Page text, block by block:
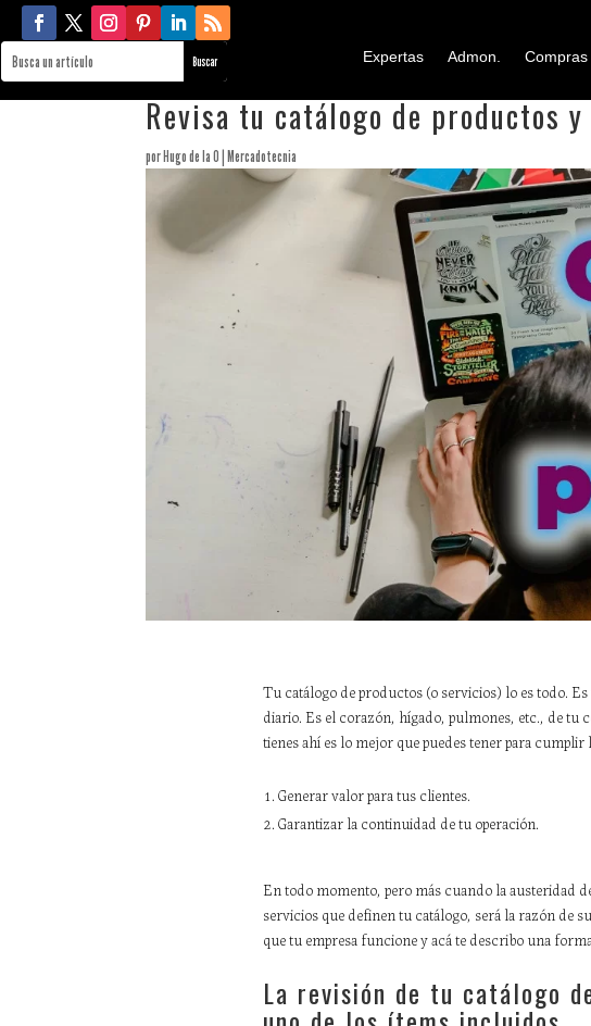
Expertas Admon. Compras
Revisa tu catálogo de productos
porHugo de la O |Mercadotecnia
Tu catálogo de productos (o servicios) lo es todo.
diario. Es el corazón, hígado, pulmones, etc., de tu
tienes ahí es lo mejor que puedes tener para cumplir
Generar valor para tus clientes.
Garantizar la continuidad de tu operación.
En todo momento, pero más cuando la austeridad
servicios que definen tu catálogo, será la razón de
que tu empresa funcione y acá te describo una
La revisión de tu catálogo